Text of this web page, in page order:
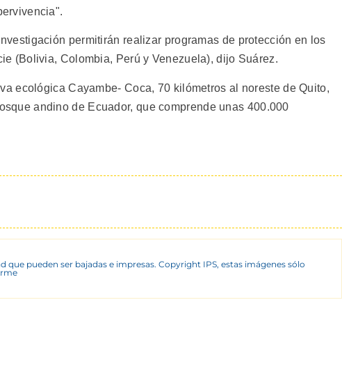
permitirán realizar programas de protección en los
(Bolivia, Colombia, Perú y Venezuela), dijo Suárez.
ecológica Cayambe- Coca, 70 kilómetros al noreste de Quito,
andino de Ecuador, que comprende unas 400.000
que pueden ser bajadas e impresas. Copyright IPS, estas imágenes sólo